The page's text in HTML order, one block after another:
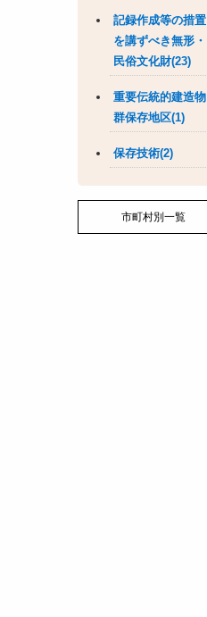
記録作成等の措置
を講ずべき無形・
民俗文化財(23)
重要伝統的建造物
群保存地区(1)
保存技術(2)
市町村別一覧